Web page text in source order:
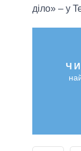
діло» – у